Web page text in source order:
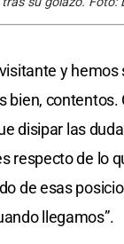
visitante y
bien, contentos.
disipar las
respecto de lo
de esas
llegamos”.